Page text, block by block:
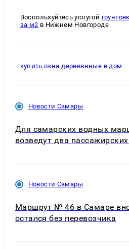
Воспользуйтесь услугой
за м2 в Нижнем Новгороде
купить окна деревянные в дом
Новости Самары
Для самарских водных
возведут два
Новости Самары
Маршрут № 46 в Самаре
остался без перевозчика